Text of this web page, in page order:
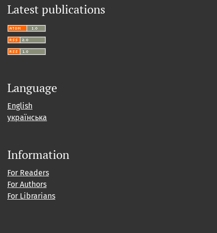
Latest publications
Language
English
українська
Information
For Readers
For Authors
For Librarians